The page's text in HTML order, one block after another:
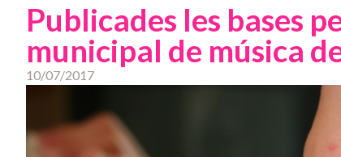
Publicades les bases
municipal de música
10/07/2017